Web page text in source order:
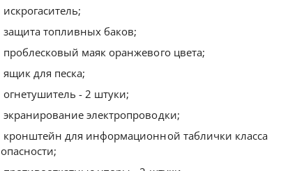
искрогаситель;
защита топливных баков;
проблесковый маяк оранжевого цвета;
ящик для песка;
огнетушитель - 2 штуки;
экранирование электропроводки;
кронштейн для информационной таблички класса
опасности;